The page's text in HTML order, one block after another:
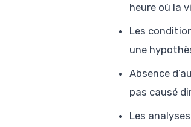
heure où la
Les
une
Absence
pas causé
Les